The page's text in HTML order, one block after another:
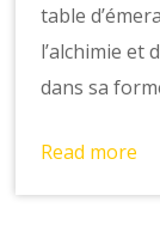
table
l’alchimie et
dans sa
Read more